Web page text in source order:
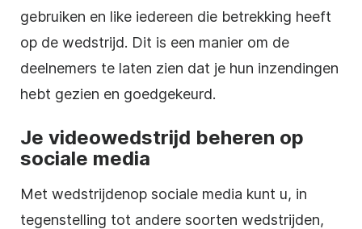
gebruiken en like iedereen die betrekking heeft
op de wedstrijd. Dit is een manier om de
deelnemers te laten zien dat je hun inzendingen
hebt gezien en goedgekeurd.
Je videowedstrijd beheren op
sociale media
Met wedstrijdenop sociale media kunt u, in
tegenstelling tot andere soorten wedstrijden,